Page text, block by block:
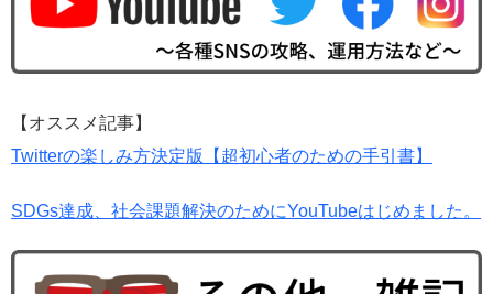
【オススメ記事】
Twitterの楽しみ方決定版【超初心者のための手引書】
SDGs達成、社会課題解決のためにYouTubeはじめました。